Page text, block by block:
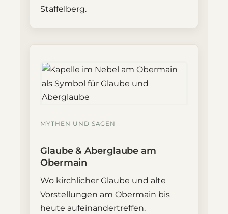
Staffelberg.
MYTHEN UND SAGEN
Glaube & Aberglaube am
Obermain
Wo kirchlicher Glaube und alte
Vorstellungen am Obermain bis
heute aufeinandertreffen.